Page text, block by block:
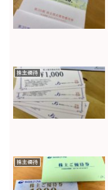
株主優待
株主優待